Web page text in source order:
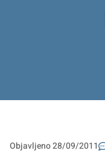
Objavljeno28/09/2011